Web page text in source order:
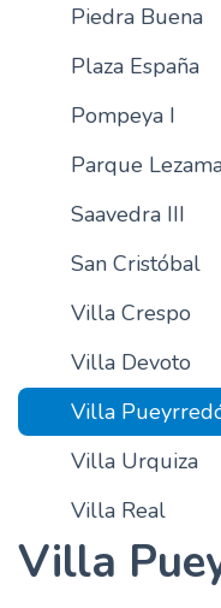
Piedra Buena
Plaza España
Pompeya I
Parque
Saavedra III
San Cristóbal
Villa Crespo
Villa Devoto
Villa
Villa Urquiza
Villa Real
Villa